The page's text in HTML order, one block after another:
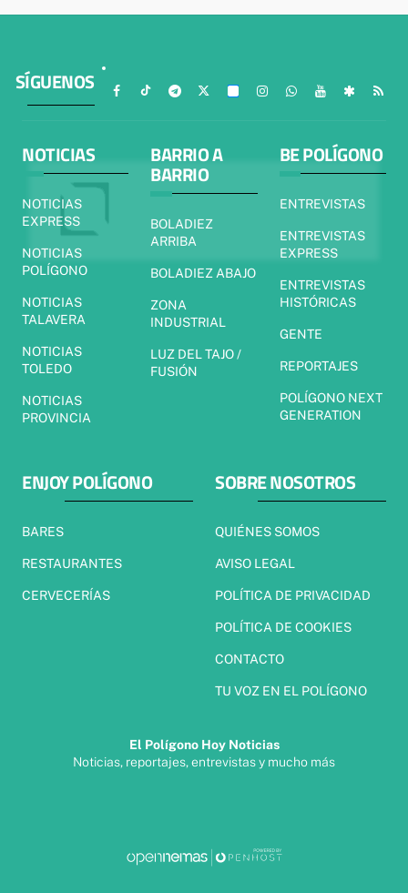
SÍGUENOS
NOTICIAS
NOTICIAS
EXPRESS
NOTICIAS
POLÍGONO
NOTICIAS
TALAVERA
NOTICIAS
TOLEDO
NOTICIAS
PROVINCIA
BARRIO A
BARRIO
BOLADIEZ
ARRIBA
BOLADIEZ ABAJO
ZONA
INDUSTRIAL
LUZ DEL TAJO /
FUSIÓN
BE POLÍGONO
ENTREVISTAS
ENTREVISTAS
EXPRESS
ENTREVISTAS
HISTÓRICAS
GENTE
REPORTAJES
POLÍGONO NEXT
GENERATION
ENJOY POLÍGONO
BARES
RESTAURANTES
CERVECERÍAS
SOBRE NOSOTROS
QUIÉNES SOMOS
AVISO LEGAL
POLÍTICA DE PRIVACIDAD
POLÍTICA DE COOKIES
CONTACTO
TU VOZ EN EL POLÍGONO
El Polígono Hoy Noticias
Noticias, reportajes, entrevistas y mucho más